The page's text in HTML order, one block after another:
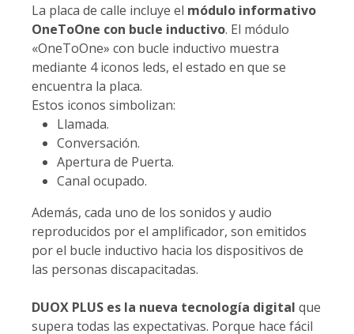
La placa de calle incluye el módulo informativo
OneToOne con bucle inductivo. El módulo
«OneToOne» con bucle inductivo muestra
mediante 4 iconos leds, el estado en que se
encuentra la placa.
Estos iconos simbolizan:
Llamada.
Conversación.
Apertura de Puerta.
Canal ocupado.
Además, cada uno de los sonidos y audio
reproducidos por el amplificador, son emitidos
por el bucle inductivo hacia los dispositivos de
las personas discapacitadas.
DUOX PLUS es la nueva tecnología digital que
supera todas las expectativas. Porque hace fácil